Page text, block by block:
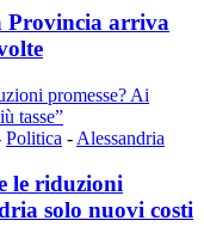
Provincia arriva
Politica - Alessandria
le riduzioni
solo nuovi costi